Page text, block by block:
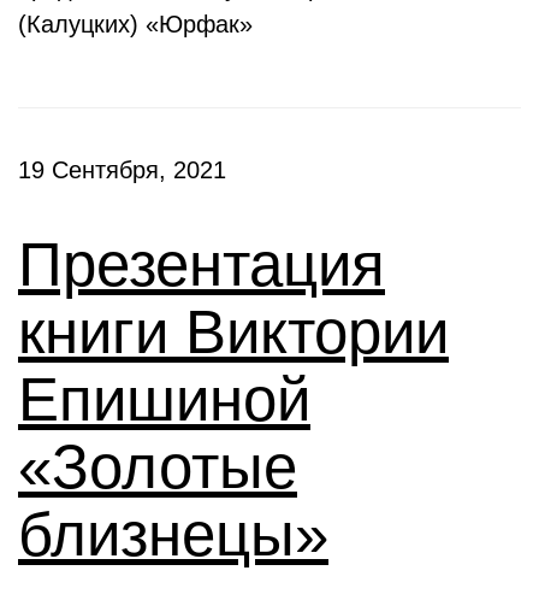
(Калуцких) «Юрфак»
19 Сентября, 2021
Презентация
книги Виктории
Епишиной
«Золотые
близнецы»